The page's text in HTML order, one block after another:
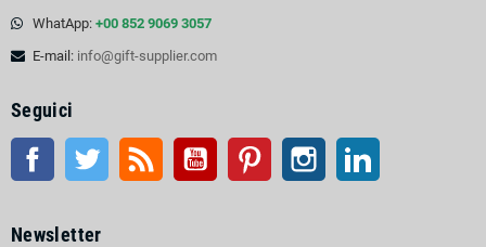
WhatApp: +00 852 9069 3057
E-mail: info@gift-supplier.com
Seguici
Facebook Twitter RSS Youtube Pinterest Instagram
Newsletter